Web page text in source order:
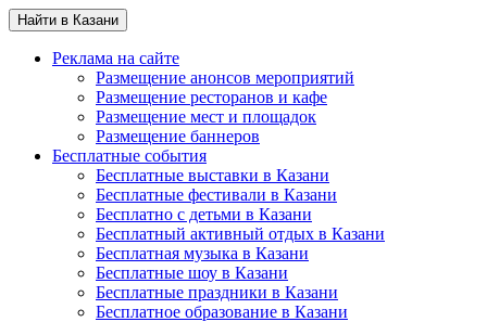
Найти в Казани
Реклама на сайте
Размещение анонсов мероприятий
Размещение ресторанов и кафе
Размещение мест и площадок
Размещение баннеров
Бесплатные события
Бесплатные выставки в Казани
Бесплатные фестивали в Казани
Бесплатно с детьми в Казани
Бесплатный активный отдых в Казани
Бесплатная музыка в Казани
Бесплатные шоу в Казани
Бесплатные праздники в Казани
Бесплатное образование в Казани